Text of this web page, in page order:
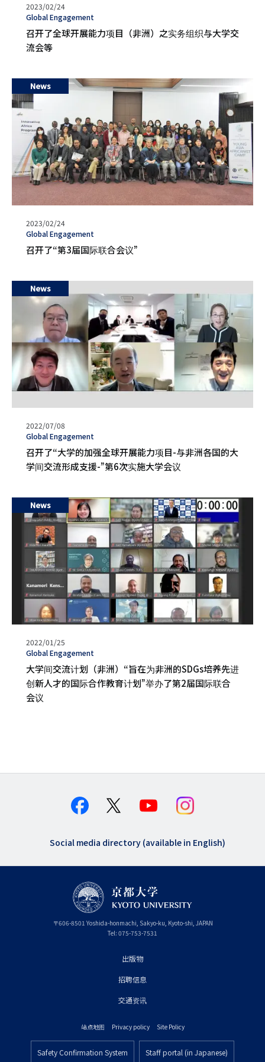
发
表
日
期
2023/02/24
タ
グ
Global Engagement
召开了全球开展能力项目（非洲）之实务组织与大学交
流会等
News
发
表
日
期
2023/02/24
タ
グ
Global Engagement
召开了“第3届国际联合会议”
News
发
表
日
期
2022/07/08
タ
グ
Global Engagement
召开了“大学的加强全球开展能力项目-与非洲各国的大
学间交流形成支援-”第6次实施大学会议
News
发
表
日
期
2022/01/25
タ
グ
Global Engagement
大学间交流计划（非洲）“旨在为非洲的SDGs培养先进
创新人才的国际合作教育计划”举办了第2届国际联合
会议
Social media directory (available in English)
〒606-8501 Yoshida-honmachi, Sakyo-ku, Kyoto-shi, Kyoto
JAPAN
Tel: 075-753-7531
出版物
招聘信息
交通资讯
站点地图 Privacy policy Site Policy
Safety Confirmation System Staff portal (in Japanese)